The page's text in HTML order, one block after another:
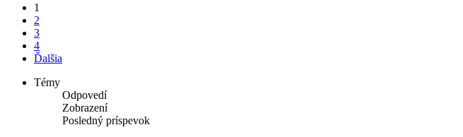
1
2
3
4
Ďalšia
Témy
Odpovedí
Zobrazení
Posledný príspevok